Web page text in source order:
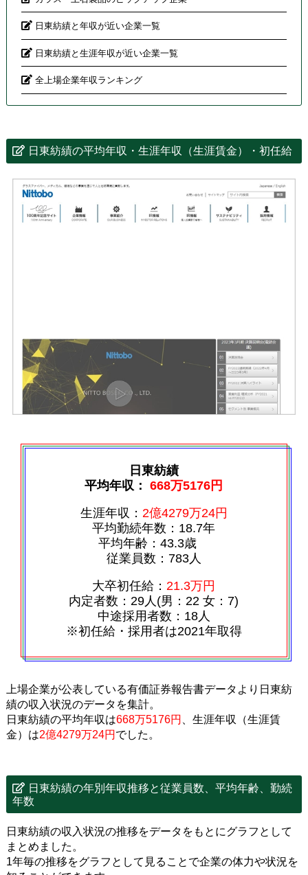
日東紡績と年収が近い企業一覧
日東紡績と生涯年収が近い企業一覧
全上場企業年収ランキング
日東紡績の平均年収・生涯年収（生涯賃金）・初任給
日東紡績
平均年収：668万5176円
生涯年収： 2億4279万24円
平均勤続年数：18.7年
平均年齢：43.3歳
従業員数：783人
大卒初任給： 21.3万円
内定者数：29人(男：22 女：7)
中途採用者数：18人
※初任給・採用者は2021年取得
上場企業が公表している有価証券報告書データより日東紡
績の収入状況のデータを集計。
日東紡績の平均年収は668万5176円
、生涯年収（生涯賃
金）は2億4279万24円 でした。
日東紡績の年別年収推移と従業員数、平均年齢、勤続
年数
日東紡績の収入状況の推移をデータをもとにグラフとして
まとめました。
1年毎の推移をグラフとして見ることで企業の体力や状況を